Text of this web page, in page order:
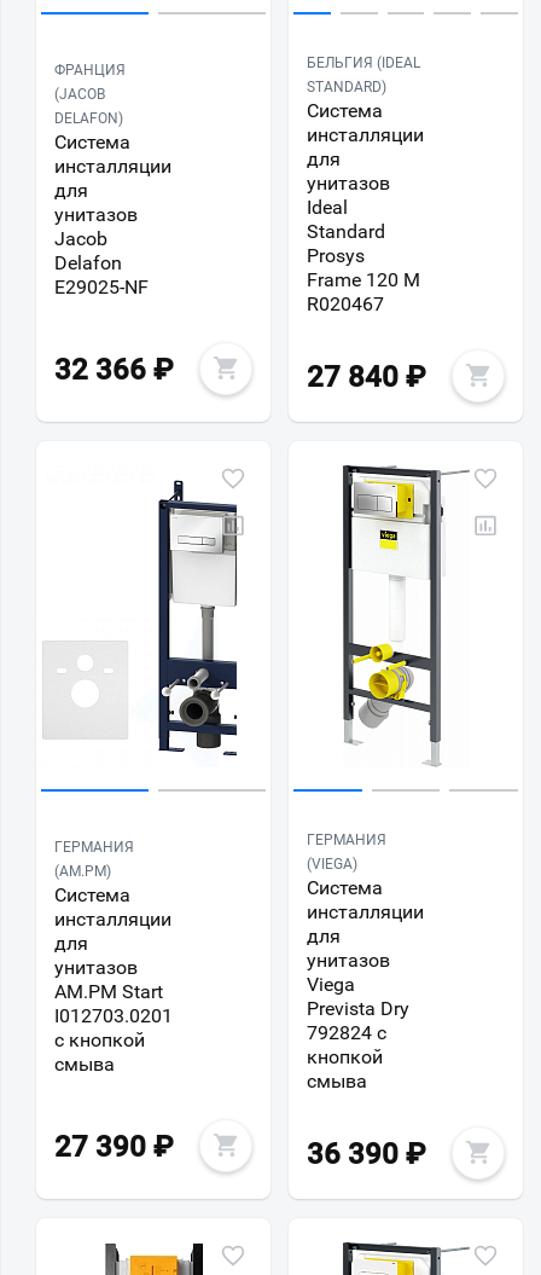
ФРАНЦИЯ
(JACOB
DELAFON)
Система
инсталляции
для
унитазов
Jacob
Delafon
E29025-NF
32 366 ₽
БЕЛЬГИЯ (IDEAL
STANDARD)
Система
инсталляции
для
унитазов
Ideal
Standard
Prosys
Frame 120 M
R020467
27 840 ₽
ГЕРМАНИЯ
(AM.PM)
Система
инсталляции
для
унитазов
AM.PM Start
I012703.0201
с кнопкой
смыва
27 390 ₽
ГЕРМАНИЯ
(VIEGA)
Система
инсталляции
для
унитазов
Viega
Prevista Dry
792824 с
кнопкой
смыва
36 390 ₽